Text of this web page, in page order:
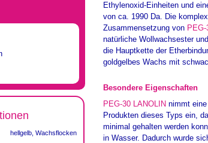
hellgelb, Wachsflocken
Ethylenoxid-Einheiten und
von ca. 1990 Da. Die
Zusammensetzung von
natürliche Wollwachsester
die Hauptkette der
goldgelbes Wachs mit
Besondere Eigenschaften
PEG-30 LANOLIN nimmt
Produkten dieses Typs ein,
minimal gehalten werden
in Wasser. Dadurch wurde